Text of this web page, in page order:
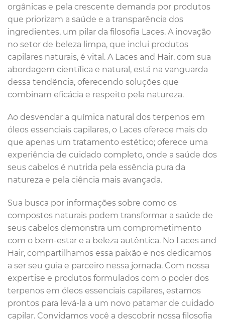
orgânicas e pela crescente demanda por produtos
que priorizam a saúde e a transparência dos
ingredientes, um pilar da filosofia Laces. A inovação
no setor de beleza limpa, que inclui produtos
capilares naturais, é vital. A Laces and Hair, com sua
abordagem científica e natural, está na vanguarda
dessa tendência, oferecendo soluções que
combinam eficácia e respeito pela natureza.
Ao desvendar a química natural dos terpenos em
óleos essenciais capilares, o Laces oferece mais do
que apenas um tratamento estético; oferece uma
experiência de cuidado completo, onde a saúde dos
seus cabelos é nutrida pela essência pura da
natureza e pela ciência mais avançada.
Sua busca por informações sobre como os
compostos naturais podem transformar a saúde de
seus cabelos demonstra um comprometimento
com o bem-estar e a beleza autêntica. No Laces and
Hair, compartilhamos essa paixão e nos dedicamos
a ser seu guia e parceiro nessa jornada. Com nossa
expertise e produtos formulados com o poder dos
terpenos em óleos essenciais capilares, estamos
prontos para levá-la a um novo patamar de cuidado
capilar. Convidamos você a descobrir nossa filosofia